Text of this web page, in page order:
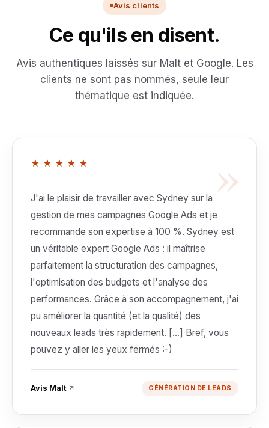
Avis clients
Ce qu'ils en disent.
Avis authentiques laissés sur Malt et Google. Les
clients ne sont pas nommés, seule leur
thématique est indiquée.
»
★★★★★
J'ai le plaisir de travailler avec Sydney sur la
gestion de mes campagnes Google Ads et je
recommande son expertise à 100 %. Sydney est
un véritable expert Google Ads : il maîtrise
parfaitement la structuration des campagnes,
l'optimisation des budgets et l'analyse des
performances. Grâce à son accompagnement, j'ai
pu améliorer la quantité (et la qualité) des
nouveaux leads très rapidement. […] Bref, vous
pouvez y aller les yeux fermés :-)
Avis Malt ↗ GÉNÉRATION DE LEADS